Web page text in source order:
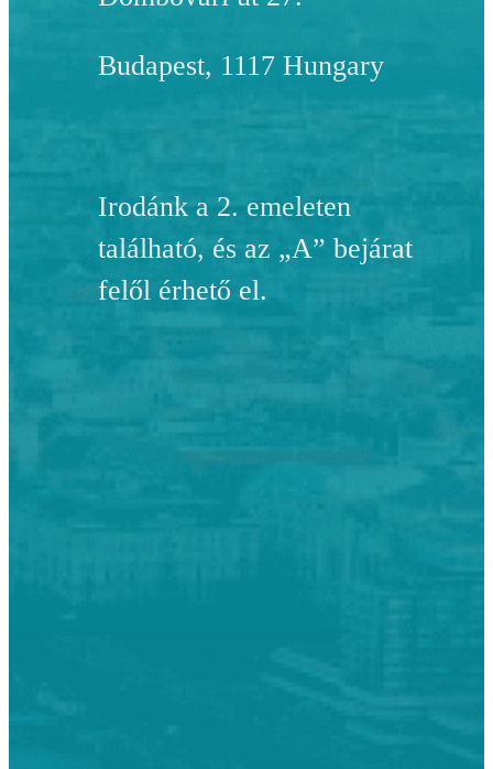
Budapest, 1117 Hungary
Irodánk a 2. emeleten
található, és az „A” bejárat
felől érhető el.